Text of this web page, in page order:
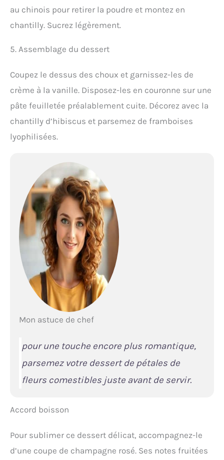
au chinois pour retirer la poudre et montez en
chantilly. Sucrez légèrement.
5. Assemblage du dessert
Coupez le dessus des choux et garnissez-les de
crème à la vanille. Disposez-les en couronne sur une
pâte feuilletée préalablement cuite. Décorez avec la
chantilly d’hibiscus et parsemez de framboises
lyophilisées.
Mon astuce de chef
pour une touche encore plus romantique,
parsemez votre dessert de pétales de
fleurs comestibles juste avant de servir.
Accord boisson
Pour sublimer ce dessert délicat, accompagnez-le
d’une coupe de champagne rosé. Ses notes fruitées